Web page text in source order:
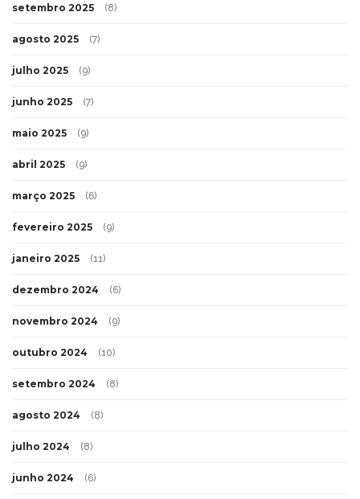
setembro 2025 (8)
agosto 2025 (7)
julho 2025 (9)
junho 2025 (7)
maio 2025 (9)
abril 2025 (9)
março 2025 (6)
fevereiro 2025 (9)
janeiro 2025 (11)
dezembro 2024 (6)
novembro 2024 (9)
outubro 2024 (10)
setembro 2024 (8)
agosto 2024 (8)
julho 2024 (8)
junho 2024 (6)